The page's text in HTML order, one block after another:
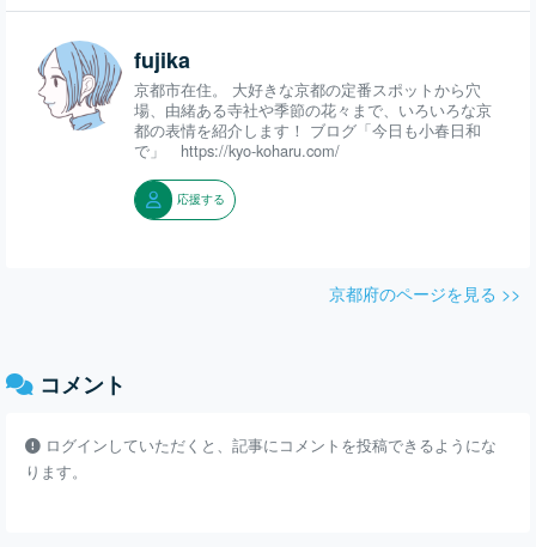
fujika
京都市在住。 大好きな京都の定番スポットから穴
場、由緒ある寺社や季節の花々まで、いろいろな京
都の表情を紹介します！ ブログ「今日も小春日和
で」 https://kyo-koharu.com/
応援する
京都府のページを見る >>
コメント
ログインしていただくと、記事にコメントを投稿できるようにな
ります。